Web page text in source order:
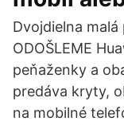
Dvojdielna malá
ODOŠLEME
peňaženky a
predáva kryty,
na mobilné